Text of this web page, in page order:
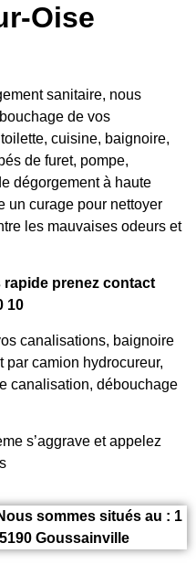
Oise
sanitaire, nous
de vos
cuisine, baignoire,
de furet, pompe,
dégorgement à haute
un curage pour nettoyer
les mauvaises odeurs et
prenez contact
10
canalisations, baignoire
par camion hydrocureur,
canalisation, débouchage
s’aggrave et appelez
sommes situés au : 1
Goussainville